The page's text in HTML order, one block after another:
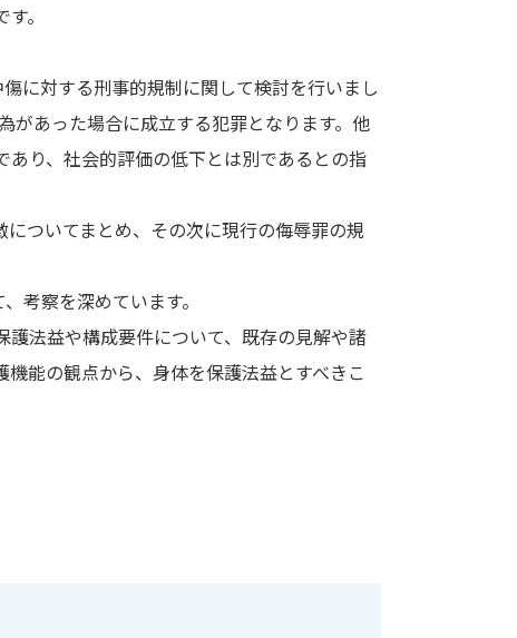
。
に対する刑事的規制に関して検討を行いまし
があった場合に成立する犯罪となります。他
り、社会的評価の低下とは別であるとの指
ついてまとめ、その次に現行の侮辱罪の規
考察を深めています。
法益や構成要件について、既存の見解や諸
能の観点から、身体を保護法益とすべきこ